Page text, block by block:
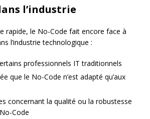
l’industrie
rapide, le No-Code fait encore face à
l’industrie technologique :
professionnels IT traditionnels
que le No-Code n’est adapté qu’aux
concernant la qualité ou la robustesse
Code